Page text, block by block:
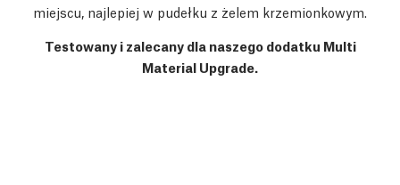
miejscu, najlepiej w pudełku z żelem krzemionkowym.
Testowany i zalecany dla naszego dodatku Multi
Material Upgrade.